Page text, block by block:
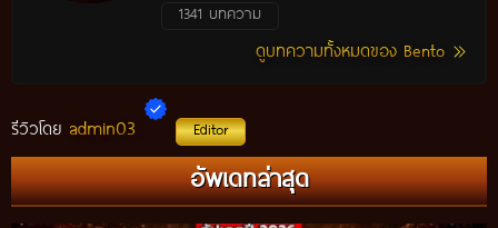
1341 บทความ
ดูบทความทั้งหมดของ Bento
รีวิวโดย admin03 Editor
อัพเดทล่าสุด